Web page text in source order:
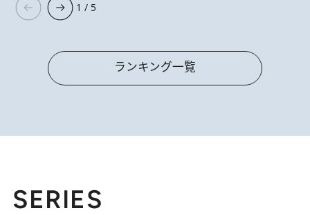
1 / 5
ランキング一覧
SERIES